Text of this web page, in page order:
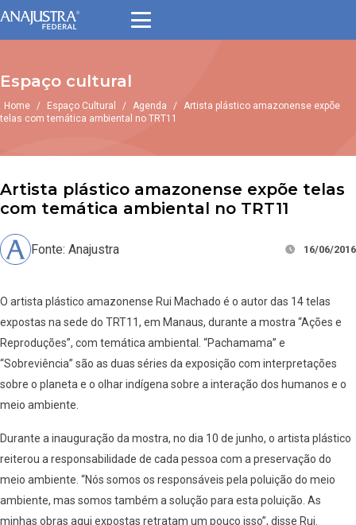
Espaço cultural
Home / Espaço Cultural / Agenda / Artista plástico amazonense expõe
telas com temática ambiental no TRT11
Artista plástico amazonense expõe telas
com temática ambiental no TRT11
Fonte: Anajustra 16/06/2016
O artista plástico amazonense Rui Machado é o autor das 14 telas
expostas na sede do TRT11, em Manaus, durante a mostra “Ações e
Reproduções”, com temática ambiental. “Pachamama” e
“Sobreviência” são as duas séries da exposição com interpretações
sobre o planeta e o olhar indígena sobre a interação dos humanos e o
meio ambiente.
Durante a inauguração da mostra, no dia 10 de junho, o artista plástico
reiterou a responsabilidade de cada pessoa com a preservação do
meio ambiente. “Nós somos os responsáveis pela poluição do meio
ambiente, mas somos também a solução para esta poluição. As
minhas obras aqui expostas retratam um pouco isso”, disse Rui.